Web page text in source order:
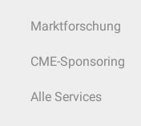
Marktforschung
CME-Sponsoring
Alle Services